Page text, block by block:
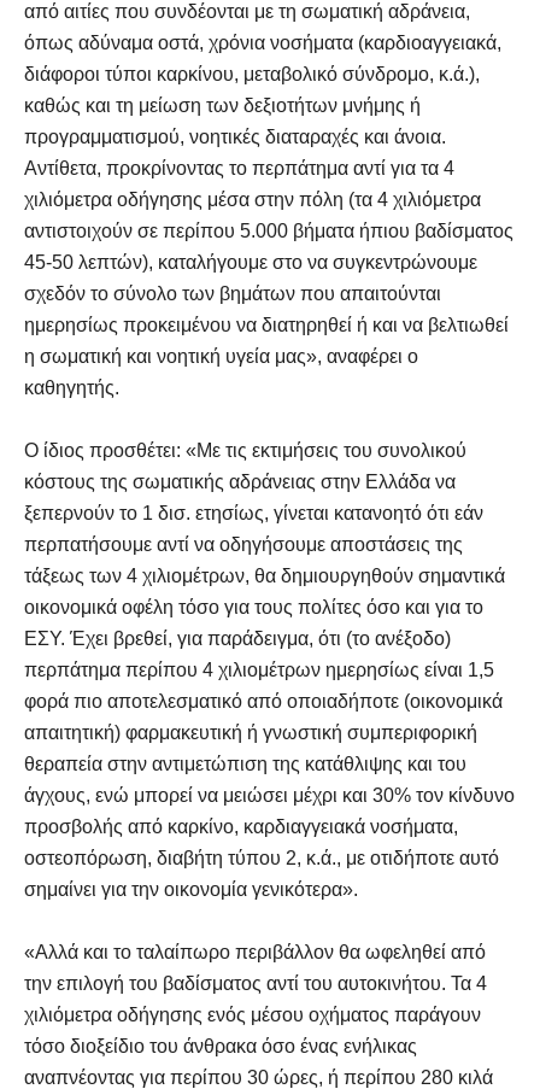
από αιτίες που συνδέονται με τη σωματική αδράνεια,
όπως αδύναμα οστά, χρόνια νοσήματα (καρδιοαγγειακά,
διάφοροι τύποι καρκίνου, μεταβολικό σύνδρομο, κ.ά.),
καθώς και τη μείωση των δεξιοτήτων μνήμης ή
προγραμματισμού, νοητικές διαταραχές και άνοια.
Αντίθετα, προκρίνοντας το περπάτημα αντί για τα 4
χιλιόμετρα οδήγησης μέσα στην πόλη (τα 4 χιλιόμετρα
αντιστοιχούν σε περίπου 5.000 βήματα ήπιου βαδίσματος
45-50 λεπτών), καταλήγουμε στο να συγκεντρώνουμε
σχεδόν το σύνολο των βημάτων που απαιτούνται
ημερησίως προκειμένου να διατηρηθεί ή και να βελτιωθεί
η σωματική και νοητική υγεία μας», αναφέρει ο
καθηγητής.
O ίδιος προσθέτει: «Με τις εκτιμήσεις του συνολικού
κόστους της σωματικής αδράνειας στην Ελλάδα να
ξεπερνούν το 1 δισ. ετησίως, γίνεται κατανοητό ότι εάν
περπατήσουμε αντί να οδηγήσουμε αποστάσεις της
τάξεως των 4 χιλιομέτρων, θα δημιουργηθούν σημαντικά
οικονομικά οφέλη τόσο για τους πολίτες όσο και για το
ΕΣΥ. Έχει βρεθεί, για παράδειγμα, ότι (το ανέξοδο)
περπάτημα περίπου 4 χιλιομέτρων ημερησίως είναι 1,5
φορά πιο αποτελεσματικό από οποιαδήποτε (οικονομικά
απαιτητική) φαρμακευτική ή γνωστική συμπεριφορική
θεραπεία στην αντιμετώπιση της κατάθλιψης και του
άγχους, ενώ μπορεί να μειώσει μέχρι και 30% τον κίνδυνο
προσβολής από καρκίνο, καρδιαγγειακά νοσήματα,
οστεοπόρωση, διαβήτη τύπου 2, κ.ά., με οτιδήποτε αυτό
σημαίνει για την οικονομία γενικότερα».
«Αλλά και το ταλαίπωρο περιβάλλον θα ωφεληθεί από
την επιλογή του βαδίσματος αντί του αυτοκινήτου. Τα 4
χιλιόμετρα οδήγησης ενός μέσου οχήματος παράγουν
τόσο διοξείδιο του άνθρακα όσο ένας ενήλικας
αναπνέοντας για περίπου 30 ώρες, ή περίπου 280 κιλά